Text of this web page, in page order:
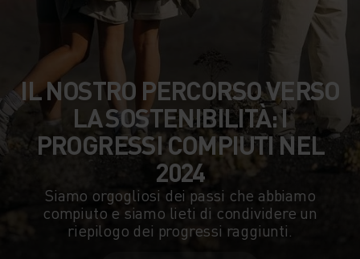
IL NOSTRO PERCORSO VERSO
LA SOSTENIBILITÀ: I
PROGRESSI COMPIUTI NEL
2024
Siamo orgogliosi dei passi che abbiamo
compiuto e siamo lieti di condividere un
riepilogo dei progressi raggiunti.